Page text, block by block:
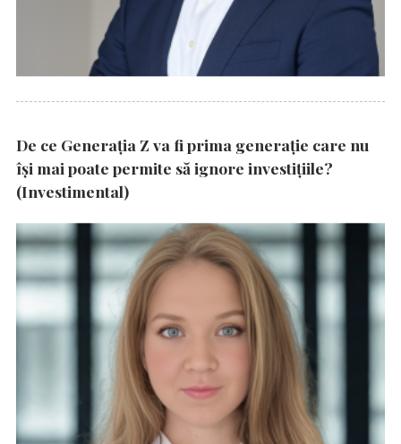
De ce Generația Z va fi prima generație care nu
își mai poate permite să ignore investițiile?
(Investimental)